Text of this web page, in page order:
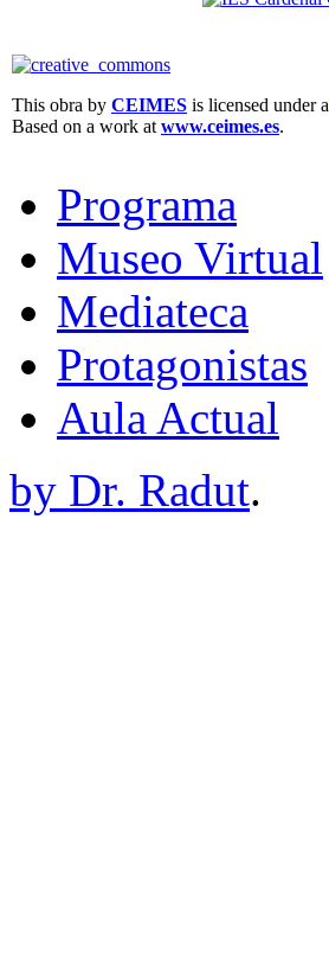
This obra by CEIMES is licensed under a
Based on a work at www.ceimes.es.
Programa
Museo Virtual
Mediateca
Protagonistas
Aula Actual
by Dr. Radut.